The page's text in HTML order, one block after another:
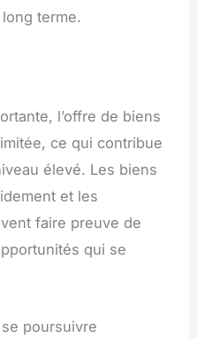
terme.
l’offre de biens
ce qui contribue
élevé. Les biens
et les
faire preuve de
qui se
poursuivre